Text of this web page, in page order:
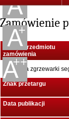
Zamówienie
Nazwa przedmiotu
zamówienia
Dostawa zgrzewarki
Znak przetargu
Data publikacji